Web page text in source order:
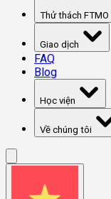
Thử thách FTMO
Giao dịch
FAQ
Blog
Học viện
Về chúng tôi